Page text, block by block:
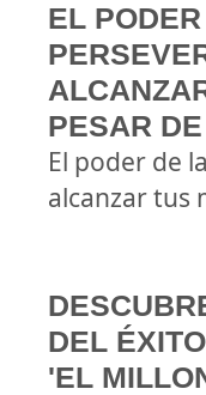
EL
PESAR
El poder de
alcanzar tus
DEL
'EL